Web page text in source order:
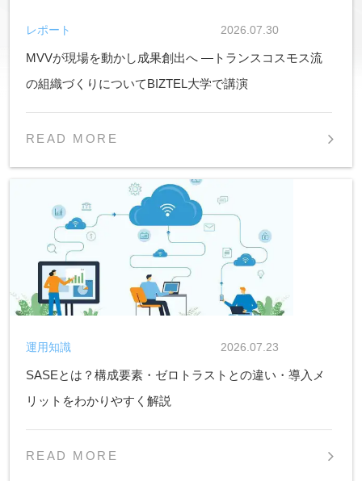
MVVが現場を動かし成果創出へ ―トランスコスモス流
の組織づくりについてBIZTEL大学で講演
2026.07.30
レポート
READ MORE
SASEとは？構成要素・ゼロトラストとの違い・導入メ
リットをわかりやすく解説
2026.07.23
運用知識
READ MORE